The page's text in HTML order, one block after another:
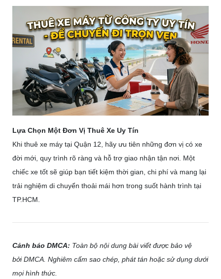
Lựa Chọn Một Đơn Vị Thuê Xe Uy Tín
Khi thuê xe máy tại Quận 12, hãy ưu tiên những đơn vị có xe
đời mới, quy trình rõ ràng và hỗ trợ giao nhận tận nơi. Một
chiếc xe tốt sẽ giúp bạn tiết kiệm thời gian, chi phí và mang lại
trải nghiệm di chuyển thoải mái hơn trong suốt hành trình tại
TP.HCM.
Cảnh báo DMCA: Toàn bộ nội dung bài viết được bảo vệ
bởi DMCA. Nghiêm cấm sao chép, phát tán hoặc sử dụng dưới
mọi hình thức.